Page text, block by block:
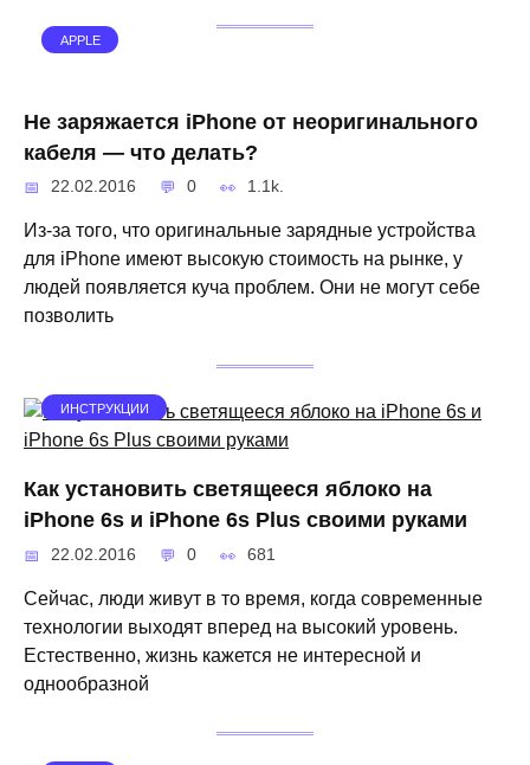
APPLE
Не заряжается iPhone от неоригинального
кабеля — что делать?
22.02.2016 0 1.1k.
Из-за того, что оригинальные зарядные устройства
для iPhone имеют высокую стоимость на рынке, у
людей появляется куча проблем. Они не могут себе
позволить
ИНСТРУКЦИИ
Как установить светящееся яблоко на
iPhone 6s и iPhone 6s Plus своими руками
22.02.2016 0 681
Сейчас, люди живут в то время, когда современные
технологии выходят вперед на высокий уровень.
Естественно, жизнь кажется не интересной и
однообразной